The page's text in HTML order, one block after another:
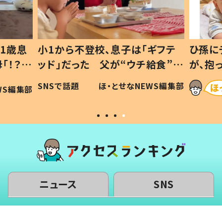
歳息
？」
編集部
小1から不登校、息子は「ギフテ
ッド」だった 父が“ウチ給食”を
作り続ける理由とは #令和の親
#令和の子
SNSで話題 ほ・とせなNEWS編集部
ひ孫
が、
「涙が
い」
ニュース SNS